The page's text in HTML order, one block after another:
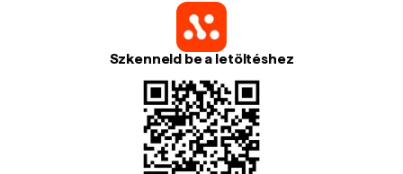
Szkenneld be a letöltéshez